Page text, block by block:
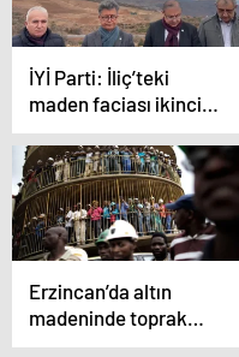
İYİ Parti: İliç’teki
maden faciası ikinci
Çernobil vakasıdır
Erzincan’da altın
madeninde toprak
kayması: 9 işçi hala